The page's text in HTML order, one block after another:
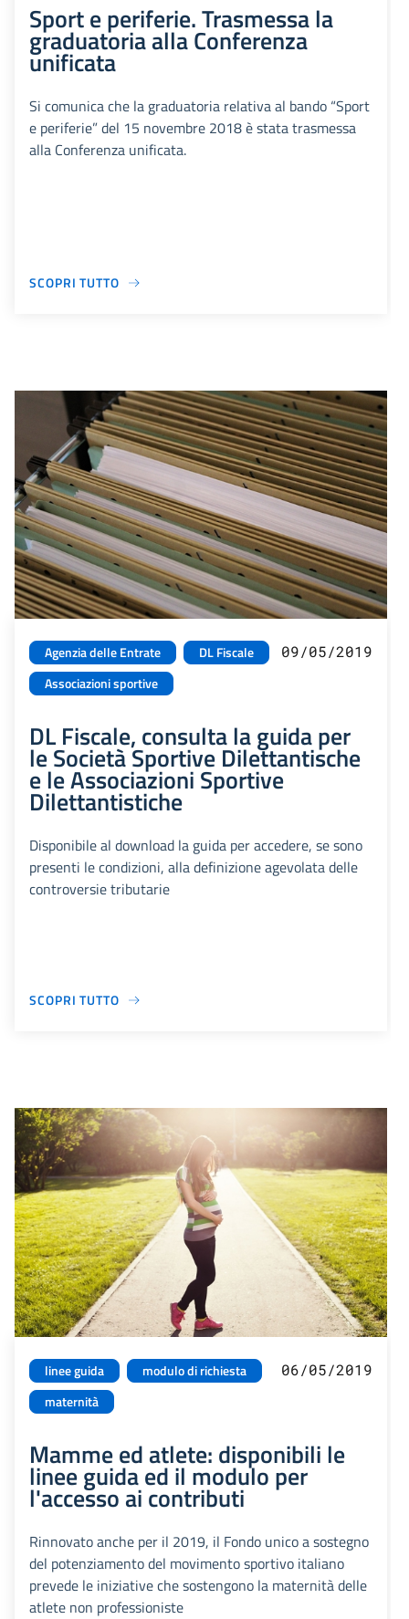
Sport e periferie. Trasmessa la
graduatoria alla Conferenza
unificata
Si comunica che la graduatoria relativa al bando “Sport
e periferie” del 15 novembre 2018 è stata trasmessa
alla Conferenza unificata.
SCOPRI TUTTO
Agenzia delle Entrate
DL Fiscale
Associazioni sportive
09/05/2019
DL Fiscale, consulta la guida per
le Società Sportive Dilettantische
e le Associazioni Sportive
Dilettantistiche
Disponibile al download la guida per accedere, se sono
presenti le condizioni, alla definizione agevolata delle
controversie tributarie
SCOPRI TUTTO
linee guida
modulo di richiesta
maternità
06/05/2019
Mamme ed atlete: disponibili le
linee guida ed il modulo per
l'accesso ai contributi
Rinnovato anche per il 2019, il Fondo unico a sostegno
del potenziamento del movimento sportivo italiano
prevede le iniziative che sostengono la maternità delle
atlete non professioniste